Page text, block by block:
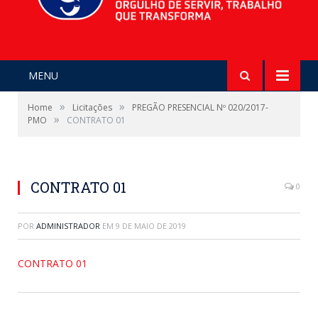
MENU
Home » Licitações »
PREGÃO PRESENCIAL Nº 020/2017-
PMO
» CONTRATO 01
CONTRATO 01 0
POR ADMINISTRADOR EM 9 DE MAIO DE 2019
CONTRATO 01